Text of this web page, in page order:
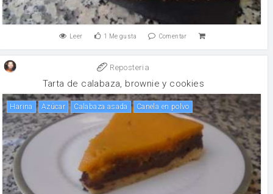
Leer 1 Me gusta Comentar
Reposteria
Tarta de calabaza, brownie y cookies
harina Azúcar Calabaza asada canela en polvo